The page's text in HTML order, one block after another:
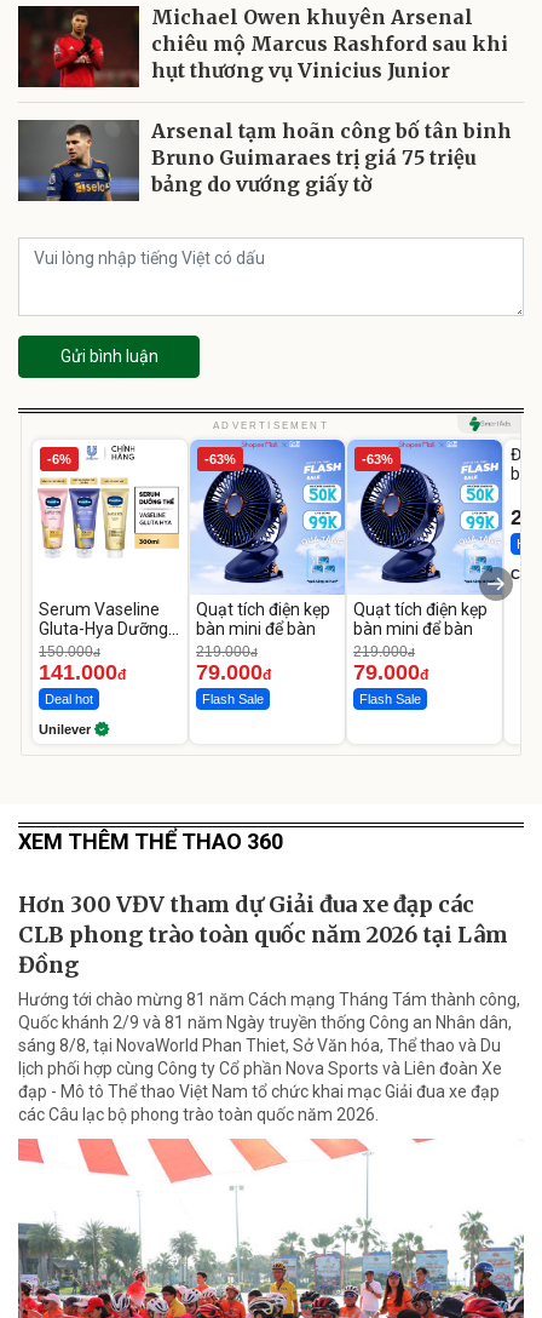
Michael Owen khuyên Arsenal
chiêu mộ Marcus Rashford sau khi
hụt thương vụ Vinicius Junior
Arsenal tạm hoãn công bố tân binh
Bruno Guimaraes trị giá 75 triệu
bảng do vướng giấy tờ
Gửi bình luận
ADVERTISEMENT
-6%
Serum Vaseline
Gluta-Hya Dưỡng
Da Sáng Mịn Sau 7
Ngày
150.000đ
141.000đ
Deal hot
Unilever
-63%
Quạt tích điện kẹp
bàn mini để bàn
219.000đ
79.000đ
Flash Sale
-63%
Quạt tích điện kẹp
bàn mini để bàn
219.000đ
79.000đ
Flash Sale
Đai
bé
Hot
XEM THÊM THỂ THAO 360
Hơn 300 VĐV tham dự Giải đua xe đạp các
CLB phong trào toàn quốc năm 2026 tại Lâm
Đồng
Hướng tới chào mừng 81 năm Cách mạng Tháng Tám thành công,
Quốc khánh 2/9 và 81 năm Ngày truyền thống Công an Nhân dân,
sáng 8/8, tại NovaWorld Phan Thiet, Sở Văn hóa, Thể thao và Du
lịch phối hợp cùng Công ty Cổ phần Nova Sports và Liên đoàn Xe
đạp - Mô tô Thể thao Việt Nam tổ chức khai mạc Giải đua xe đạp
các Câu lạc bộ phong trào toàn quốc năm 2026.